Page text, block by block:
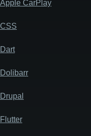
Apple CarPlay
CSS
Dart
Dolibarr
Drupal
Flutter